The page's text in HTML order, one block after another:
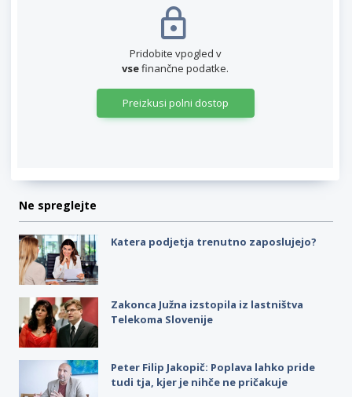
Pridobite vpogled v
vsefinančne podatke.
Preizkusi polni dostop
Ne spreglejte
Katera podjetja trenutno zaposlujejo?
Zakonca Južna izstopila iz lastništva
Telekoma Slovenije
Peter Filip Jakopič: Poplava lahko pride
tudi tja, kjer je nihče ne pričakuje